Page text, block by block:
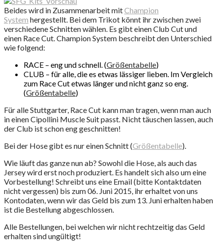
Beides wird in Zusammenarbeit mitChampion
System hergestellt. Bei dem Trikot könnt ihr zwischen zwei
verschiedene Schnitten wählen. Es gibt einen Club Cut und
einen Race Cut. Champion System beschreibt den Unterschied
wie folgend:
RACE – eng und schnell. (Größentabelle)
CLUB – für alle, die es etwas lässiger lieben. Im Vergleich
zum Race Cut etwas länger und nicht ganz so eng.
(Größentabelle)
Für alle Stuttgarter, Race Cut kann man tragen, wenn man auch
in einen Cipollini Muscle Suit passt. Nicht täuschen lassen, auch
der Club ist schon eng geschnitten!
Bei der Hose gibt es nur einen Schnitt (Größentabelle).
Wie läuft das ganze nun ab? Sowohl die Hose, als auch das
Jersey wird erst noch produziert. Es handelt sich also um eine
Vorbestellung! Schreibt uns eine Email (bitte Kontaktdaten
nicht vergessen) bis zum 06. Juni 2015, ihr erhaltet von uns
Kontodaten, wenn wir das Geld bis zum 13. Juni erhalten haben
ist die Bestellung abgeschlossen.
Alle Bestellungen, bei welchen wir nicht rechtzeitig das Geld
erhalten sind ungültigt!